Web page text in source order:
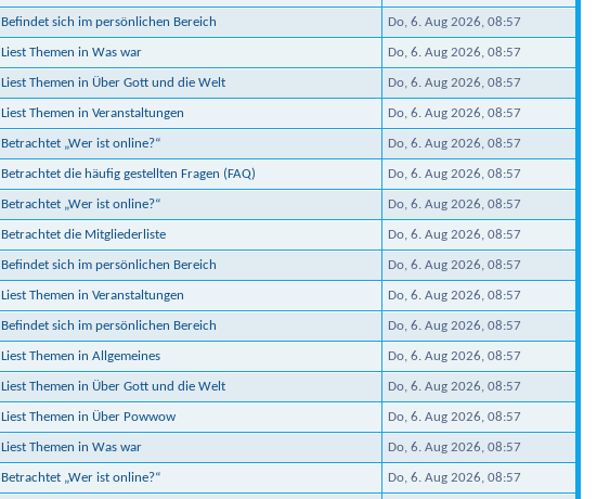
Befindet sich im persönlichen Bereich Do, 6. Aug 2026, 08:57
Liest Themen in Was war Do, 6. Aug 2026, 08:57
Liest Themen in Über Gott und die Welt Do, 6. Aug 2026, 08:57
Liest Themen in Veranstaltungen Do, 6. Aug 2026, 08:57
Betrachtet „Wer ist online?“ Do, 6. Aug 2026, 08:57
Betrachtet die häufig gestellten Fragen (FAQ) Do, 6. Aug 2026, 08:57
Betrachtet „Wer ist online?“ Do, 6. Aug 2026, 08:57
Betrachtet die Mitgliederliste Do, 6. Aug 2026, 08:57
Befindet sich im persönlichen Bereich Do, 6. Aug 2026, 08:57
Liest Themen in Veranstaltungen Do, 6. Aug 2026, 08:57
Befindet sich im persönlichen Bereich Do, 6. Aug 2026, 08:57
Liest Themen in Allgemeines Do, 6. Aug 2026, 08:57
Liest Themen in Über Gott und die Welt Do, 6. Aug 2026, 08:57
Liest Themen in Über Powwow Do, 6. Aug 2026, 08:57
Liest Themen in Was war Do, 6. Aug 2026, 08:57
Betrachtet „Wer ist online?“ Do, 6. Aug 2026, 08:57